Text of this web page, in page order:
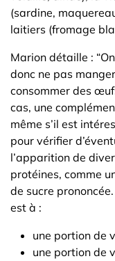
(sardine,
laitiers (fromage
Marion détaille :
donc ne pas
consommer des
cas, une
même s’il est
pour vérifier
l’apparition de
protéines, comme
de sucre
est à :
une portion de
une portion de